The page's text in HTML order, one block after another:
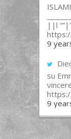
||l
9
su
9